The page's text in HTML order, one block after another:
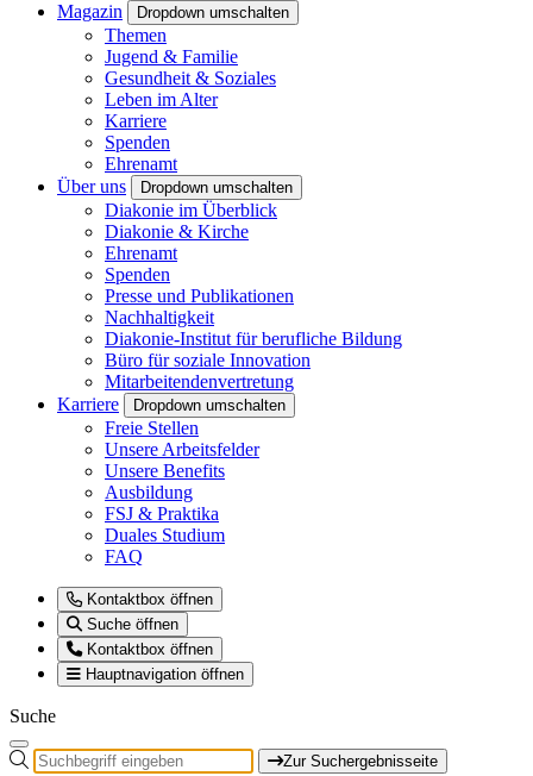
Magazin
Dropdown umschalten
Themen
Jugend & Familie
Gesundheit & Soziales
Leben im Alter
Karriere
Spenden
Ehrenamt
Über uns
Dropdown umschalten
Diakonie im Überblick
Diakonie & Kirche
Ehrenamt
Spenden
Presse und Publikationen
Nachhaltigkeit
Diakonie-Institut für berufliche Bildung
Büro für soziale Innovation
Mitarbeitendenvertretung
Karriere
Dropdown umschalten
Freie Stellen
Unsere Arbeitsfelder
Unsere Benefits
Ausbildung
FSJ & Praktika
Duales Studium
FAQ
Kontaktbox öffnen
Suche öffnen
Kontaktbox öffnen
Hauptnavigation öffnen
Suche
Zur Suchergebnisseite